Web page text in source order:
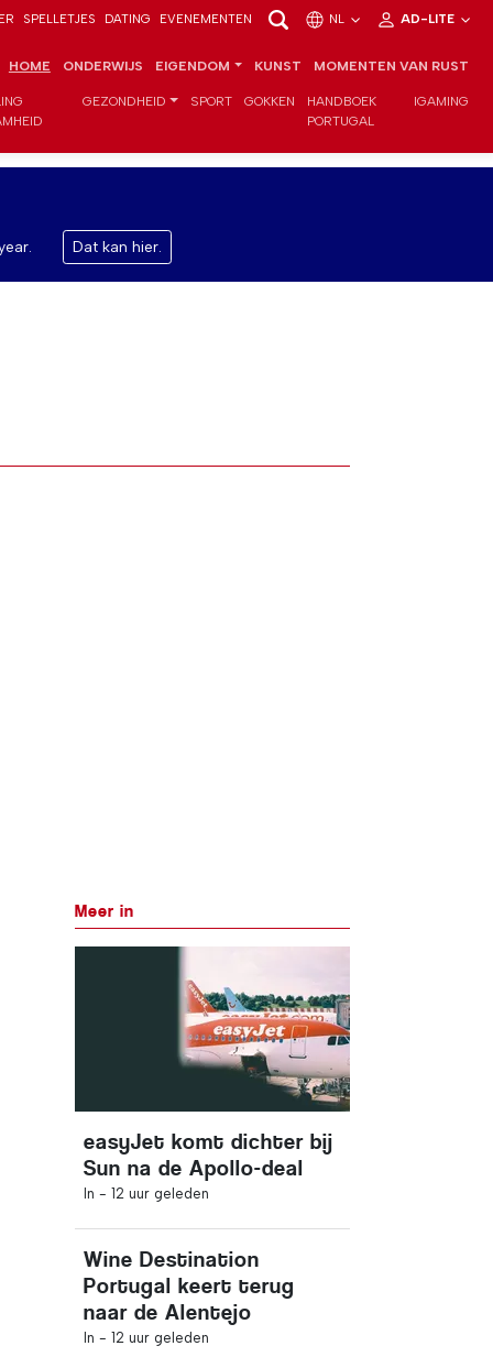
SPELLETJES DATING EVENEMENTEN NL AD-LITE
HOME ONDERWIJS EIGENDOM KUNST MOMENTEN VAN RUST
GEZONDHEID SPORT GOKKEN
HANDBOEK
PORTUGAL
IGAMING
Dat kan hier.
Meer in
easyJet komt dichter bij
Sun na de Apollo-deal
In - 12 uur geleden
Wine Destination
Portugal keert terug
naar de Alentejo
In - 12 uur geleden